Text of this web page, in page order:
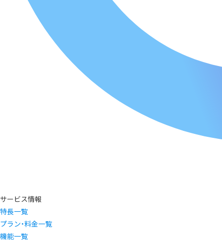
サービス情報
特長一覧
プラン・料金一覧
機能一覧